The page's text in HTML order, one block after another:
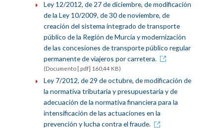
Ley 12/2012, de 27 de diciembre, de modificación
de la Ley 10/2009, de 30 de noviembre, de
creación del sistema integrado de transporte
público de la Región de Murcia y modernización
de las concesiones de transporte público regular
permanente de viajeros por carretera.
(Documento [.pdf] 160,44 KB)
Ley 7/2012, de 29 de octubre, de modificación de
la normativa tributaria y presupuestaria y de
adecuación de la normativa financiera para la
intensificación de las actuaciones en la
prevención y lucha contra el fraude.